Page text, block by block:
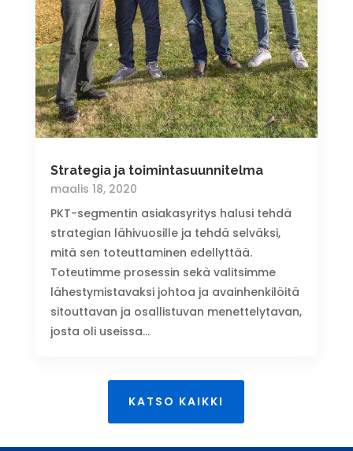
Strategia ja toimintasuunnitelma
maalis 18, 2020
PKT-segmentin asiakasyritys halusi tehdä
strategian lähivuosille ja tehdä selväksi,
mitä sen toteuttaminen edellyttää.
Toteutimme prosessin sekä valitsimme
lähestymistavaksi johtoa ja avainhenkilöitä
sitouttavan ja osallistuvan menettelytavan,
josta oli useissa...
KATSO KAIKKI